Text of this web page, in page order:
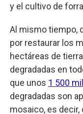
y el cultivo de
Al mismo tiempo,
por restaurar los
hectáreas de
degradadas en
que unos 1 500
degradadas son
mosaico, es